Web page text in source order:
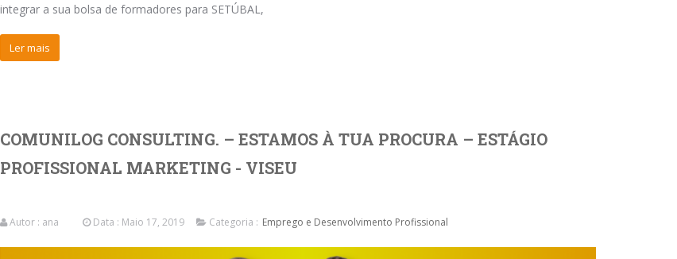
integrar a sua bolsa de formadores para SETÚBAL,
Ler mais
COMUNILOG CONSULTING. – ESTAMOS À TUA PROCURA – ESTÁGIO
PROFISSIONAL MARKETING - VISEU
Autor : ana Data : Maio 17, 2019 Categoria : Emprego e Desenvolvimento Profissional